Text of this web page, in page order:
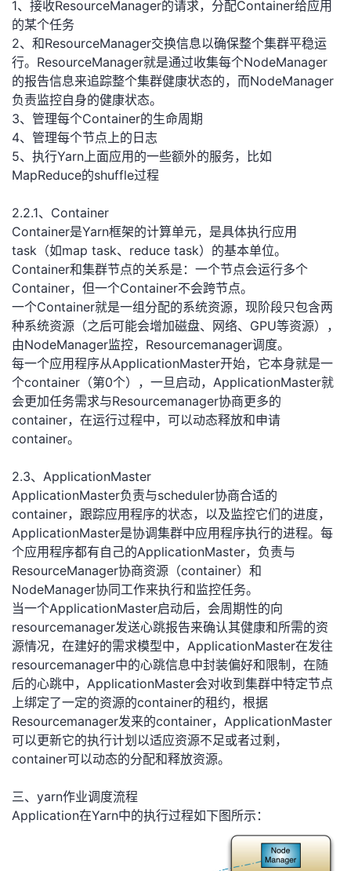
1、接收ResourceManager的请求，分配Container给应用
的某个任务
2、和ResourceManager交换信息以确保整个集群平稳运
行。ResourceManager就是通过收集每个NodeManager
的报告信息来追踪整个集群健康状态的，而NodeManager
负责监控自身的健康状态。
3、管理每个Container的生命周期
4、管理每个节点上的日志
5、执行Yarn上面应用的一些额外的服务，比如
MapReduce的shuffle过程
2.2.1、Container
Container是Yarn框架的计算单元，是具体执行应用
task（如map task、reduce task）的基本单位。
Container和集群节点的关系是：一个节点会运行多个
Container，但一个Container不会跨节点。
一个Container就是一组分配的系统资源，现阶段只包含两
种系统资源（之后可能会增加磁盘、网络、GPU等资源），
由NodeManager监控，Resourcemanager调度。
每一个应用程序从ApplicationMaster开始，它本身就是一
个container（第0个），一旦启动，ApplicationMaster就
会更加任务需求与Resourcemanager协商更多的
container，在运行过程中，可以动态释放和申请
container。
2.3、ApplicationMaster
ApplicationMaster负责与scheduler协商合适的
container，跟踪应用程序的状态，以及监控它们的进度，
ApplicationMaster是协调集群中应用程序执行的进程。每
个应用程序都有自己的ApplicationMaster，负责与
ResourceManager协商资源（container）和
NodeManager协同工作来执行和监控任务。
当一个ApplicationMaster启动后，会周期性的向
resourcemanager发送心跳报告来确认其健康和所需的资
源情况，在建好的需求模型中，ApplicationMaster在发往
resourcemanager中的心跳信息中封装偏好和限制，在随
后的心跳中，ApplicationMaster会对收到集群中特定节点
上绑定了一定的资源的container的租约，根据
Resourcemanager发来的container，ApplicationMaster
可以更新它的执行计划以适应资源不足或者过剩，
container可以动态的分配和释放资源。
三、yarn作业调度流程
Application在Yarn中的执行过程如下图所示：